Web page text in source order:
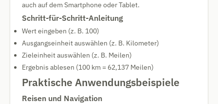
auch auf dem Smartphone oder Tablet.
Schritt-für-Schritt-Anleitung
Wert eingeben (z. B. 100)
Ausgangseinheit auswählen (z. B. Kilometer)
Zieleinheit auswählen (z. B. Meilen)
Ergebnis ablesen (100 km = 62,137 Meilen)
Praktische Anwendungsbeispiele
Reisen und Navigation